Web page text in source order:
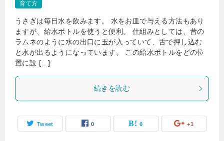
育て方
うさぎは毎日水を飲みます。 水をお皿で与える方法もあり
ますが、給水ボトルを使うと便利。 仕組みとしては、昔の
ラムネのように水の出口に玉が入っていて、舌で押し込む
と水が出るようになっています。 この給水ボトルをどの位
置に設 […]
続きを読む
Tweet 0 0 +1